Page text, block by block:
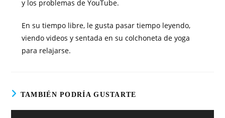
y los problemas de YouTube.
En su tiempo libre, le gusta pasar tiempo leyendo,
viendo videos y sentada en su colchoneta de yoga
para relajarse.
TAMBIÉN PODRÍA GUSTARTE